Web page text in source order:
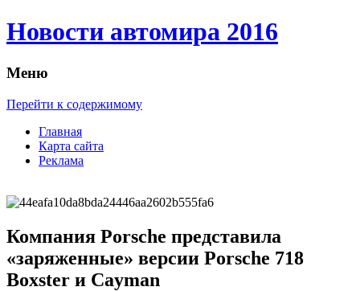
Новости автомира 2016
Меню
Перейти к содержимому
Главная
Карта сайта
Реклама
Компания Porsche представила
«заряженные» версии Porsche 718
Boxster и Cayman